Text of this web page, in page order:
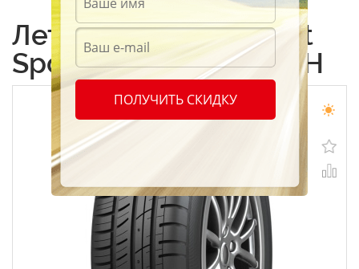
Летние шины Cordiant
Sport 2 185/60 R15 82H
ПОЛУЧИТЬ СКИДКУ